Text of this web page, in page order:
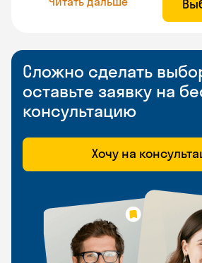
Сложно сделать
оставьте заявку на
консультацию
Хочу на